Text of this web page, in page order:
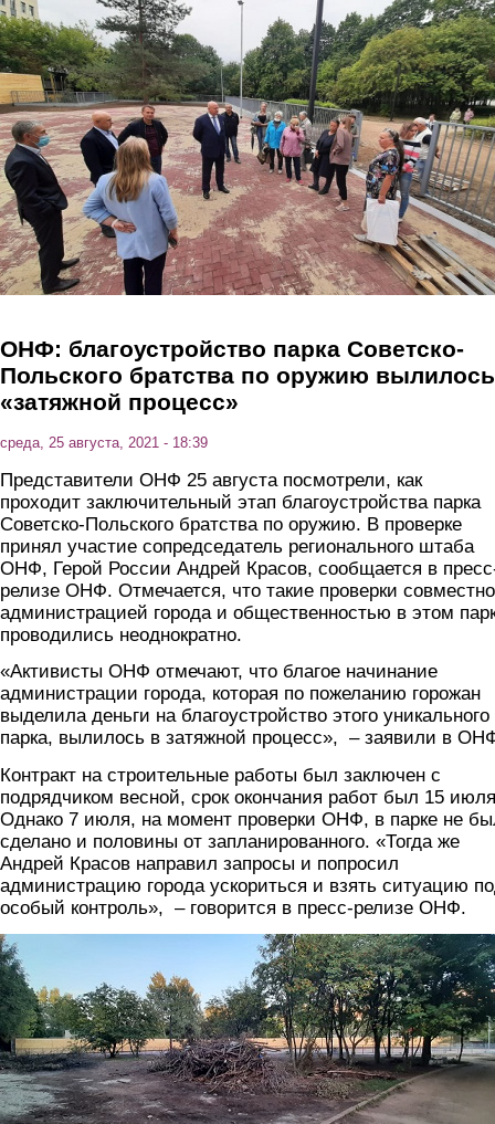
Перейти к основному содержанию
ОНФ: благоустройство парка Советско-
Польского братства по оружию
«затяжной процесс»
среда, 25 августа, 2021 - 18:39
Представители ОНФ 25 августа посмотрели, как
проходит заключительный этап благоустройства парка
Советско-Польского братства по оружию. В проверке
принял участие сопредседатель регионального штаба
ОНФ, Герой России Андрей Красов, сообщается в
релизе ОНФ. Отмечается, что такие проверки
администрацией города и общественностью в этом
проводились неоднократно.
«Активисты ОНФ отмечают, что благое начинание
администрации города, которая по пожеланию горожан
выделила деньги на благоустройство этого уникального
парка, вылилось в затяжной процесс», – заявили в
Контракт на строительные работы был заключен с
подрядчиком весной, срок окончания работ был 15
Однако 7 июля, на момент проверки ОНФ, в парке не
сделано и половины от запланированного. «Тогда же
Андрей Красов направил запросы и попросил
администрацию города ускориться и взять ситуацию
особый контроль», – говорится в пресс-релизе ОНФ.
park.jpg